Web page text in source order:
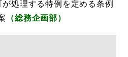
処理する特例を定める条例
（総務企画部）